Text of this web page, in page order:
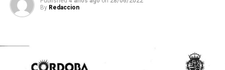
By Redaccion